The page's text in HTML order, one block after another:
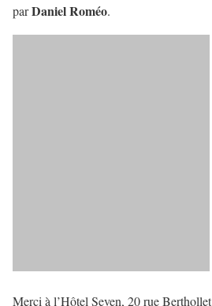
parDaniel Roméo.
Merci à l’Hôtel Seven, 20 rue